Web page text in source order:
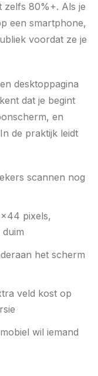
zelfs 80%+. Als je
een smartphone,
voordat ze je
desktoppagina
dat je begint
en
de praktijk leidt
scannen nog
pixels,
het scherm
veld kost op
wil iemand